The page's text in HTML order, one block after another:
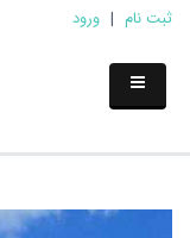
ثبت نام | ورود